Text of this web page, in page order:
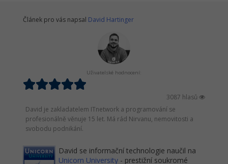
Článek pro vás napsal David Hartinger
Uživatelské hodnocení:
3087 hlasů
David je zakladatelem ITnetwork a programování se
profesionálně věnuje 15 let. Má rád Nirvanu, nemovitosti a
svobodu podnikání.
David se informační technologie naučil na
Unicorn University - prestižní soukromé